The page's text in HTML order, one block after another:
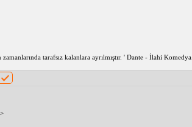
tarafsız kalanlara ayrılmıştır. ' Dante - İlahi Komedya.